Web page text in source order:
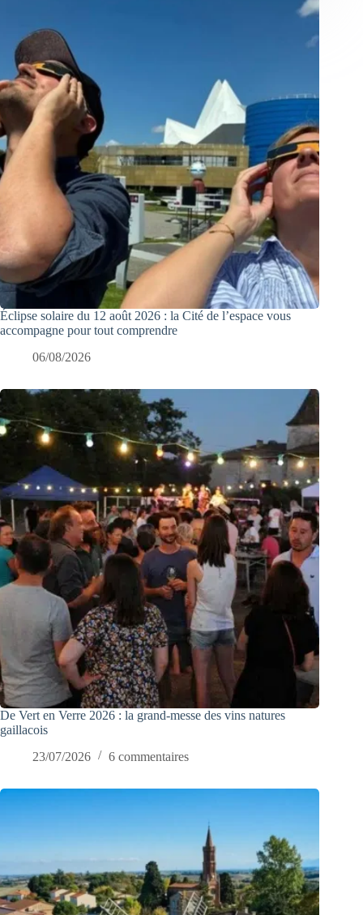
Éclipse solaire du 12 août 2026 : la Cité de l’espace vous
accompagne pour tout comprendre
06/08/2026
De Vert en Verre 2026 : la grand-messe des vins natures
gaillacois
23/07/2026
6 commentaires